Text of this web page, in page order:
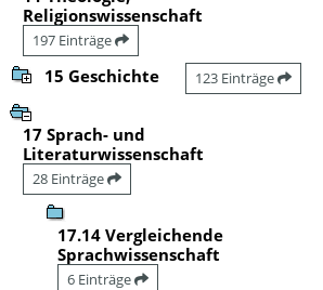
Religionswissenschaft
197 Einträge
15 Geschichte 123 Einträge
17 Sprach- und
Literaturwissenschaft
28 Einträge
17.14 Vergleichende
Sprachwissenschaft
6 Einträge